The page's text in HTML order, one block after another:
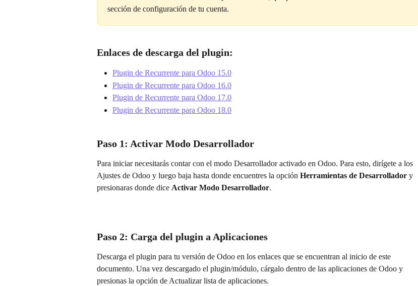
sección de configuración de tu cuenta.
Enlaces de descarga del plugin:
Plugin de Recurrente para Odoo 15.0
Plugin de Recurrente para Odoo 16.0
Plugin de Recurrente para Odoo 17.0
Plugin de Recurrente para Odoo 18.0
Paso 1: Activar Modo Desarrollador
Para iniciar necesitarás contar con el modo Desarrollador activado en Odoo. Para esto, dirígete a los
Ajustes de Odoo y luego baja hasta donde encuentres la opción Herramientas de Desarrollador y
presionaras donde dice Activar Modo Desarrollador.
Paso 2: Carga del plugin a Aplicaciones
Descarga el plugin para tu versión de Odoo en los enlaces que se encuentran al inicio de este
documento. Una vez descargado el plugin/módulo, cárgalo dentro de las aplicaciones de Odoo y
presionas la opción de Actualizar lista de aplicaciones.